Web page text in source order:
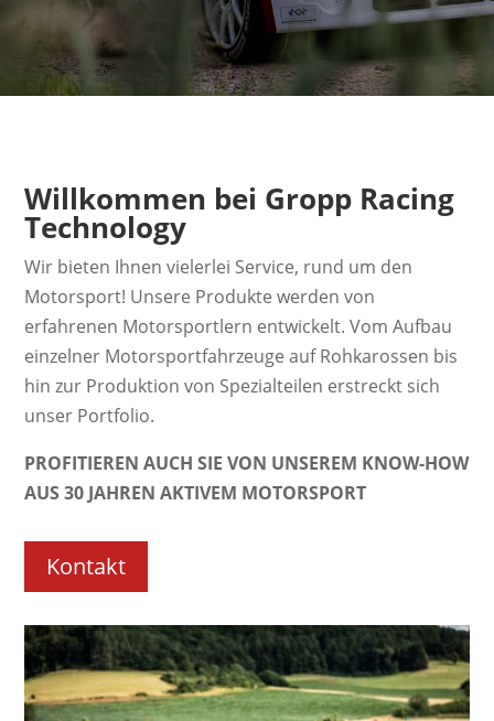
Willkommen bei Gropp Racing
Technology
Wir bieten Ihnen vielerlei Service, rund um den
Motorsport! Unsere Produkte werden von
erfahrenen Motorsportlern entwickelt. Vom Aufbau
einzelner Motorsportfahrzeuge auf Rohkarossen bis
hin zur Produktion von Spezialteilen erstreckt sich
unser Portfolio.
PROFITIEREN AUCH SIE VON UNSEREM KNOW-HOW
AUS 30 JAHREN AKTIVEM MOTORSPORT
Kontakt